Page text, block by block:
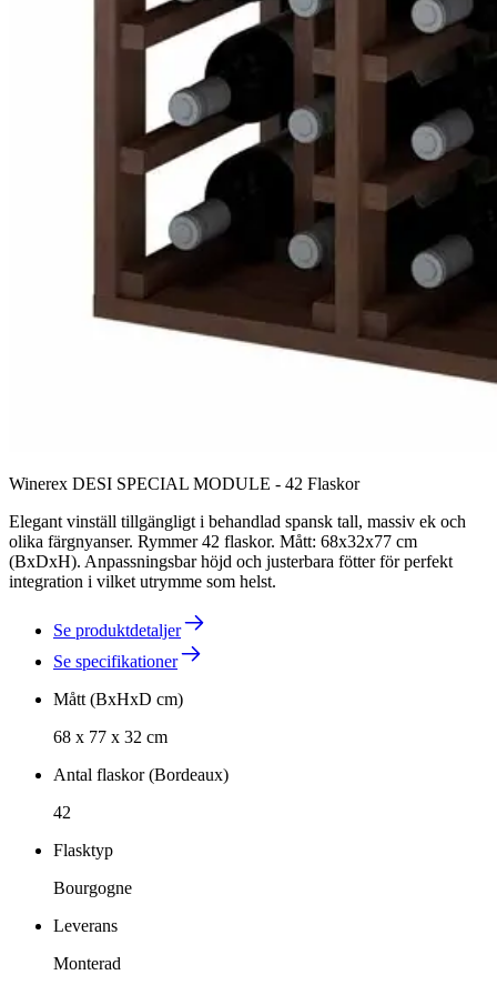
Winerex DESI SPECIAL MODULE - 42 Flaskor
Elegant vinställ tillgängligt i behandlad spansk tall, massiv ek och
olika färgnyanser. Rymmer 42 flaskor. Mått: 68x32x77 cm
(BxDxH). Anpassningsbar höjd och justerbara fötter för perfekt
integration i vilket utrymme som helst.
Se produktdetaljer
Se specifikationer
Mått (BxHxD cm)
68 x 77 x 32 cm
Antal flaskor (Bordeaux)
42
Flasktyp
Bourgogne
Leverans
Monterad